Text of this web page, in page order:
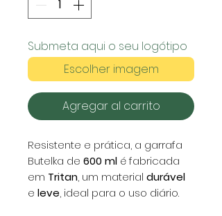
Submeta aqui o seu logótipo
Escolher imagem
Agregar al carrito
Resistente e prática, a garrafa
Butelka de 600 ml é fabricada
em Tritan, um material durável
e leve, ideal para o uso diário.